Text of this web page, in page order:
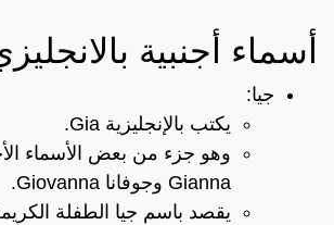
أسماء أجنبية
جيا:
يكتب بالإنجليزية Gia.
وهو جزء من بعض الأسماء
Gianna وجوفانا Giovanna.
يقصد باسم جيا الطفلة